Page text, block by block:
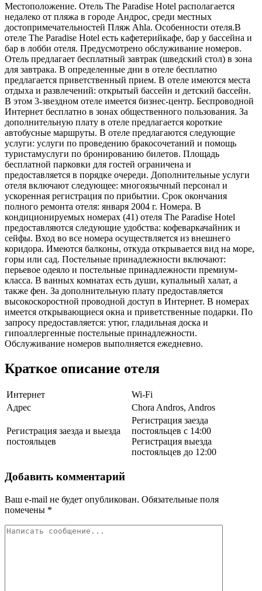
Местоположение. Отель The Paradise Hotel располагается
недалеко от пляжа в городе Андрос, среди местных
достопримечательностей Пляж Ahla. Особенности отеля.В
отеле The Paradise Hotel есть кафетерийкафе, бар у бассейна и
бар в лобби отеля. Предусмотрено обслуживание номеров.
Отель предлагает бесплатный завтрак (шведский стол) в зона
для завтрака. В определенные дни в отеле бесплатно
предлагается приветственный прием. В отеле имеются места
отдыха и развлечений: открытый бассейн и детский бассейн.
В этом 3-звездном отеле имеется бизнес-центр. Беспроводной
Интернет бесплатно в зонах общественного пользования. За
дополнительную плату в отеле предлагается короткие
автобусные маршруты. В отеле предлагаются следующие
услуги: услуги по проведению бракосочетаний и помощь
туристамуслуги по бронированию билетов. Площадь
бесплатной парковки для гостей ограничена и
предоставляется в порядке очереди. Дополнительные услуги
отеля включают следующее: многоязычный персонал и
ускоренная регистрация по прибытии. Срок окончания
полного ремонта отеля: января 2004 г. Номера. В
кондиционируемых номерах (41) отеля The Paradise Hotel
предоставляются следующие удобства: кофеваркачайник и
сейфы. Вход во все номера осуществляется из внешнего
коридора. Имеются балконы, откуда открывается вид на море,
горы или сад. Постельные принадлежности включают:
перьевое одеяло и постельные принадлежности премиум-
класса. В ванных комнатах есть души, купальный халат, а
также фен. За дополнительную плату предоставляется
высокоскоростной проводной доступ в Интернет. В номерах
имеется открывающиеся окна и приветственные подарки. По
запросу предоставляется: утюг, гладильная доска и
гипоаллергенные постельные принадлежности.
Обслуживание номеров выполняется ежедневно.
Краткое описание отеля
Интернет
Wi-Fi
Адрес
Chora Andros, Andros
Регистрация заезда и выезда
постояльцев
Регистрация заезда
постояльцев с 14:00
Регистрация выезда
постояльцев до 12:00
Добавить комментарий
Ваш e-mail не будет опубликован. Обязательные поля
помечены *